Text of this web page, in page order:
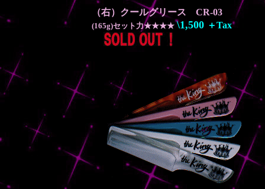
（右）クールグリース CR-03
(165g)セット力★★★★ \1,500 ＋Tax